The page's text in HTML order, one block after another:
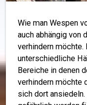
Wie man Wespen
auch abhängig von
verhindern
unterschiedliche
Bereiche in denen
verhindern möchte
sich dort